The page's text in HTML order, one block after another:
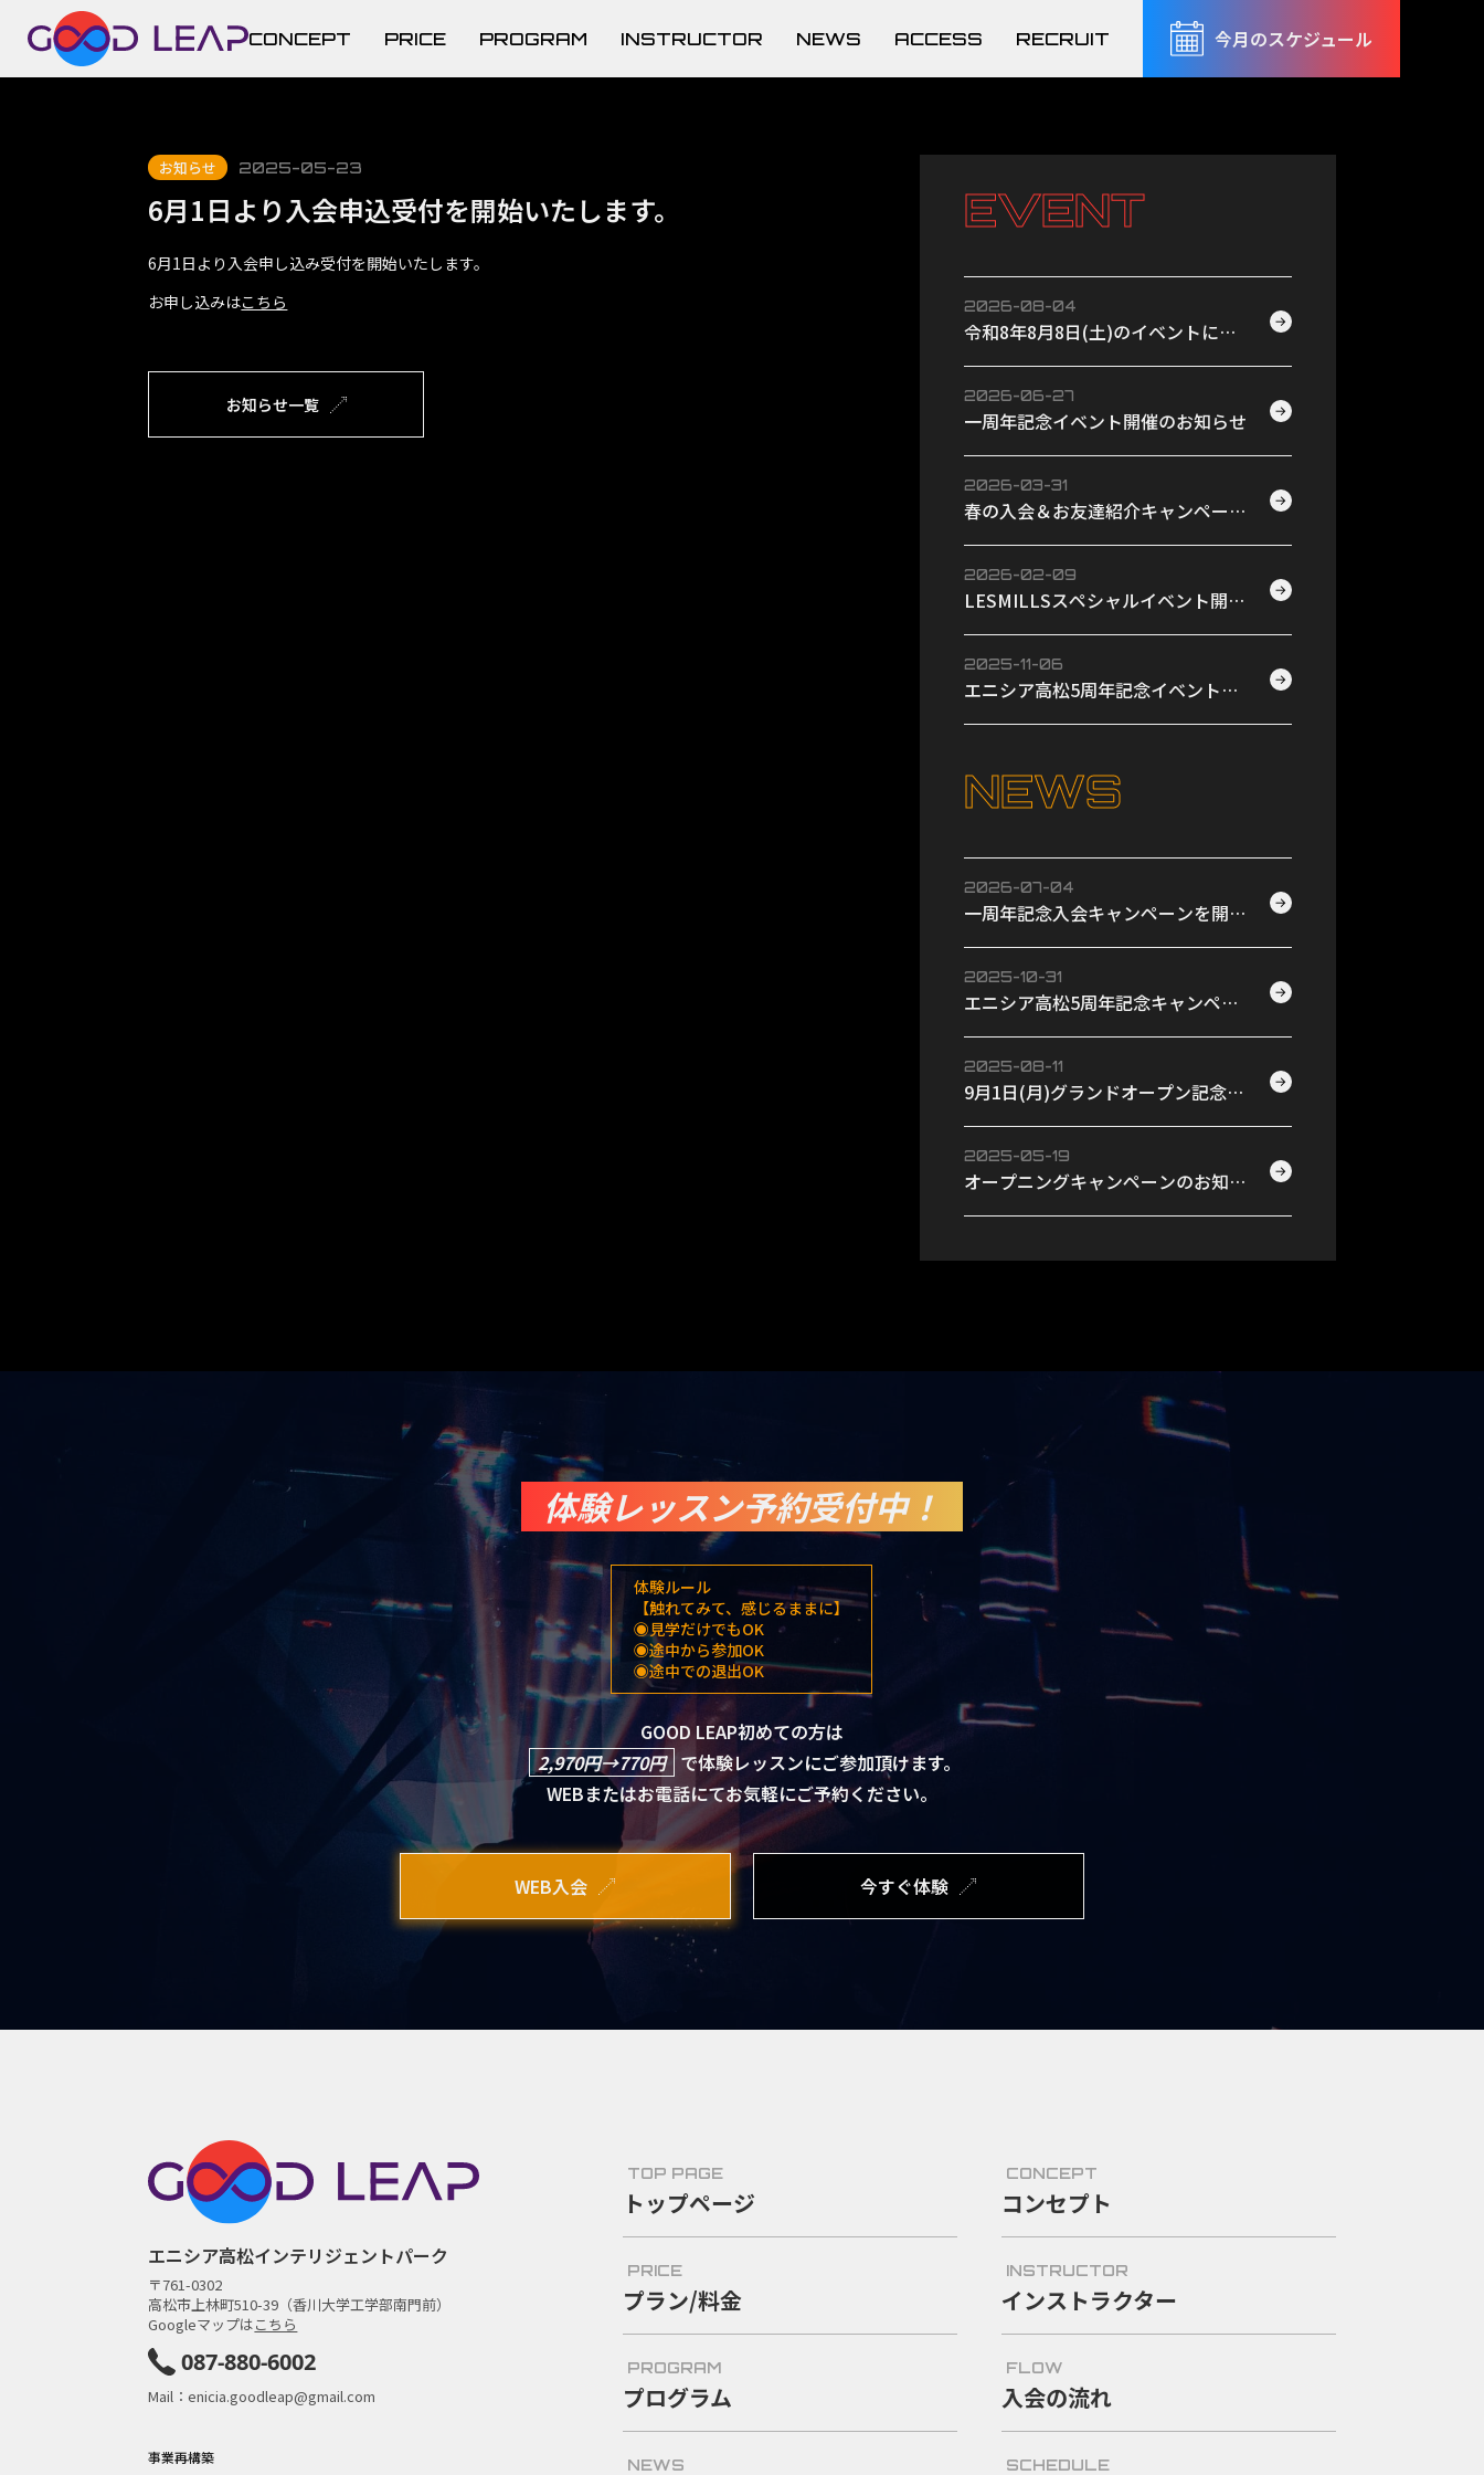
CONCEPT PRICE PROGRAM INSTRUCTOR NEWS ACCESS RECRUIT 今月のスケジュール
お知らせ 2025-05-23
6月1日より入会申込受付を開始いたします。
6月1日より入会申し込み受付を開始いたします。
お申し込みはこちら
お知らせ一覧
EVENT
2026-08-04
令和8年8月8日(土)のイベントにつ
→
2026-06-27
一周年記念イベント開催のお知らせ →
2026-03-31
春の入会＆お友達紹介キャンペーン
→
2026-02-09
LESMILLSスペシャルイベント開催
→
2025-11-06
エニシア高松5周年記念イベントを
→
NEWS
2026-07-04
一周年記念入会キャンペーンを開催
→
2025-10-31
エニシア高松5周年記念キャンペー
→
2025-08-11
9月1日(月)グランドオープン記念イ
→
2025-05-19
オープニングキャンペーンのお知ら
→
体験レッスン予約受付中！
体験ルール
【触れてみて、感じるままに】
◉見学だけでもOK
◉途中から参加OK
◉途中での退出OK
GOOD LEAP初めての方は
2,970円→770円 で体験レッスンにご参加頂けます。
WEBまたはお電話にてお気軽にご予約ください。
WEB入会 今すぐ体験
エニシア高松インテリジェントパーク
〒761-0302
高松市上林町510-39（香川大学工学部南門前）
Googleマップはこちら
087-880-6002
Mail：enicia.goodleap@gmail.com
事業再構築
TOP PAGE
トップページ
CONCEPT
コンセプト
PRICE
プラン/料金
INSTRUCTOR
インストラクター
PROGRAM
プログラム
FLOW
入会の流れ
NEWS SCHEDULE